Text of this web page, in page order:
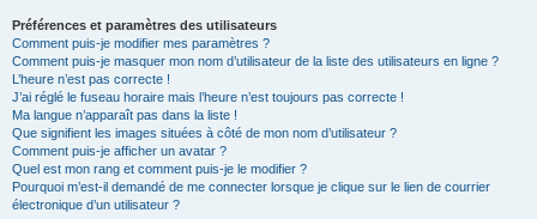
Préférences et paramètres des utilisateurs
Comment puis-je modifier mes paramètres ?
Comment puis-je masquer mon nom d’utilisateur de la liste des utilisateurs en ligne ?
L’heure n’est pas correcte !
J’ai réglé le fuseau horaire mais l’heure n’est toujours pas correcte !
Ma langue n’apparaît pas dans la liste !
Que signifient les images situées à côté de mon nom d’utilisateur ?
Comment puis-je afficher un avatar ?
Quel est mon rang et comment puis-je le modifier ?
Pourquoi m’est-il demandé de me connecter lorsque je clique sur le lien de courrier
électronique d’un utilisateur ?